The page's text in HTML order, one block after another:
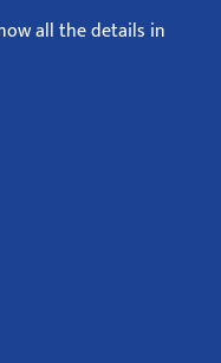
all the details in